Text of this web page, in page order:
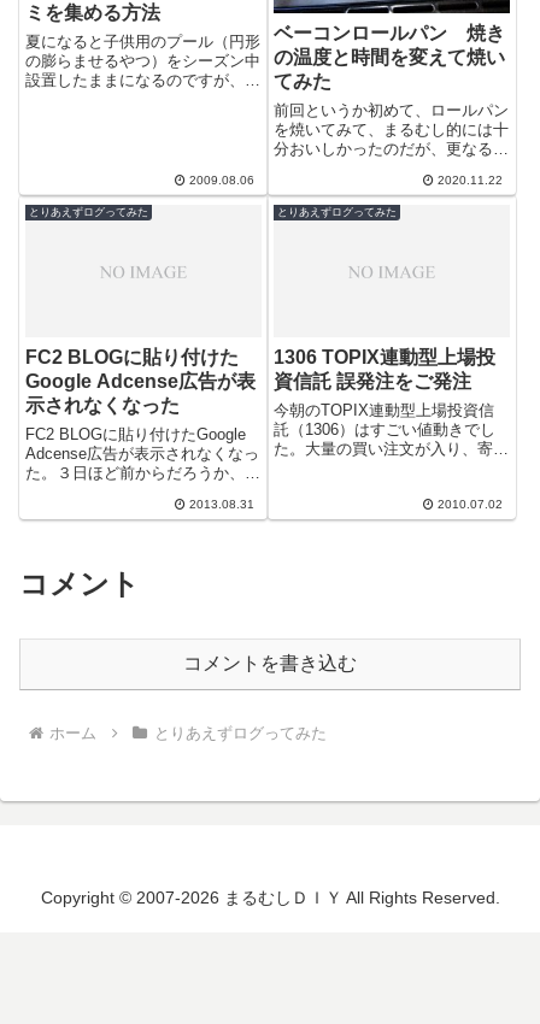
ミを集める方法
夏になると子供用のプール（円形
の膨らませるやつ）をシーズン中
設置したままになるのですが、プ
2009.08.06
ベーコンロールパン 焼き
の温度と時間を変えて焼い
てみた
前回というか初めて、ロールパン
を焼いてみて、まるむし的には十
分おいしかったのだが、更なる高
焼いてみることにする。＾＾（ほ
ぼ自分用の...
2020.11.22
とりあえずログってみた
FC2 BLOGに貼り付けた
Google Adcense広告が表
示されなくなった
FC2 BLOGに貼り付けたGoogle
Adcense広告が表示されなくなっ
た。３日ほど前からだろうか、ま
の方に貼り付けていたA...2013.08.31
とりあえずログってみた
1306 TOPIX連動型上場投
資信託 誤発注をご発注
今朝のTOPIX連動型上場投資信
託（1306）はすごい値動きでし
た。大量の買い注文が入り、寄付
2010.07.02
コメント
コメントを書き込む
ホーム とりあえずログってみた
Copyright © 2007-2026 まるむしＤＩＹ All Rights Reserved.